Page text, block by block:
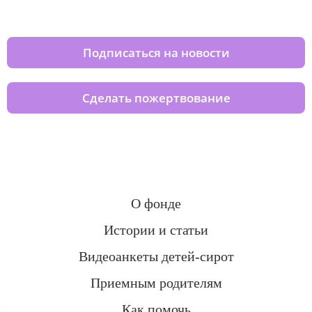
Подписаться на новости
Сделать пожертвование
О фонде
Истории и статьи
Видеоанкеты детей-сирот
Приемным родителям